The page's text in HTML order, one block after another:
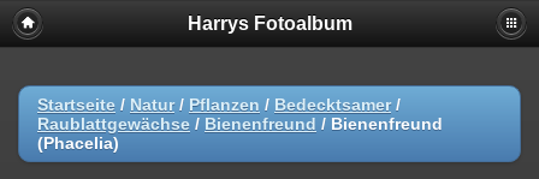
Harrys Fotoalbum
Startseite / Natur/ Pflanzen / Bedecktsamer/
Raublattgewächse / Bienenfreund / Bienenfreund
(Phacelia)